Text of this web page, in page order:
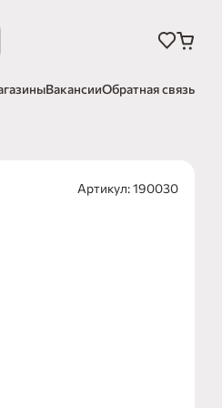
ВакансииОбратная связь
Артикул: 190030